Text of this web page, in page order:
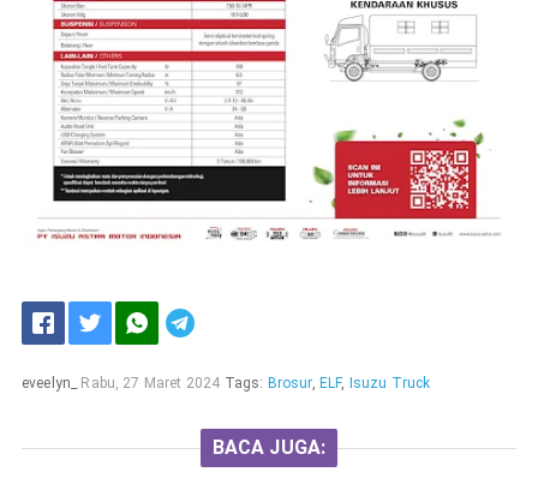
eveelyn_ Rabu, 27 Maret 2024 Tags: Brosur, ELF, Isuzu Truck
BACA JUGA: